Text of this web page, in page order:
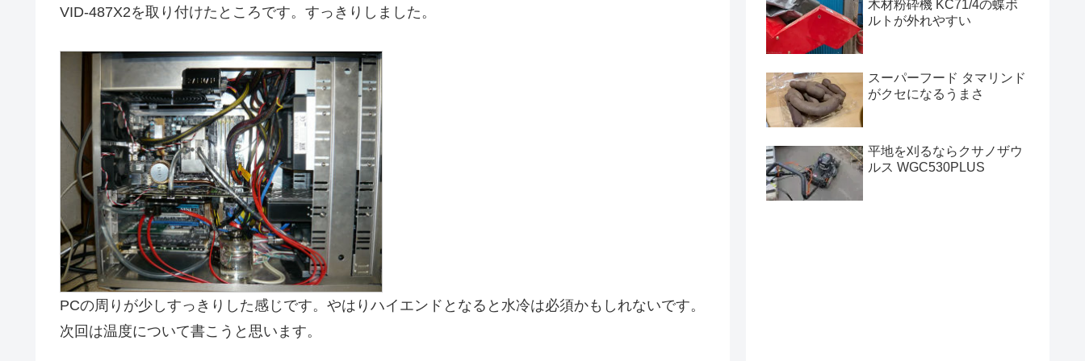
VID-487X2を取り付けたところです。すっきりしました。
PCの周りが少しすっきりした感じです。やはりハイエンドとなると水冷は必須かもしれないです。
次回は温度について書こうと思います。
木材粉砕機 KC71/4の蝶ボ
ルトが外れやすい
スーパーフード タマリンド
がクセになるうまさ
平地を刈るならクサノザウ
ルス WGC530PLUS